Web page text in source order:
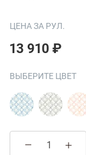
ЦЕНА ЗА РУЛ.
13 910 ₽
ВЫБЕРИТЕ ЦВЕТ